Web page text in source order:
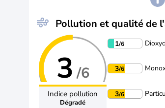
Pollution et qualité de
3 /6
Indice pollution
Dégradé
1/6
3/6
3/6